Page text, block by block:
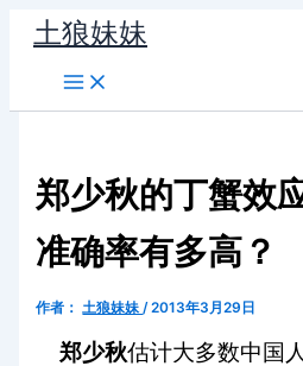
容
土狼妹妹
郑少秋的丁蟹效
准确率有多高？
作者： 土狼妹妹/2013年3月29日
郑少秋估计大多数中国